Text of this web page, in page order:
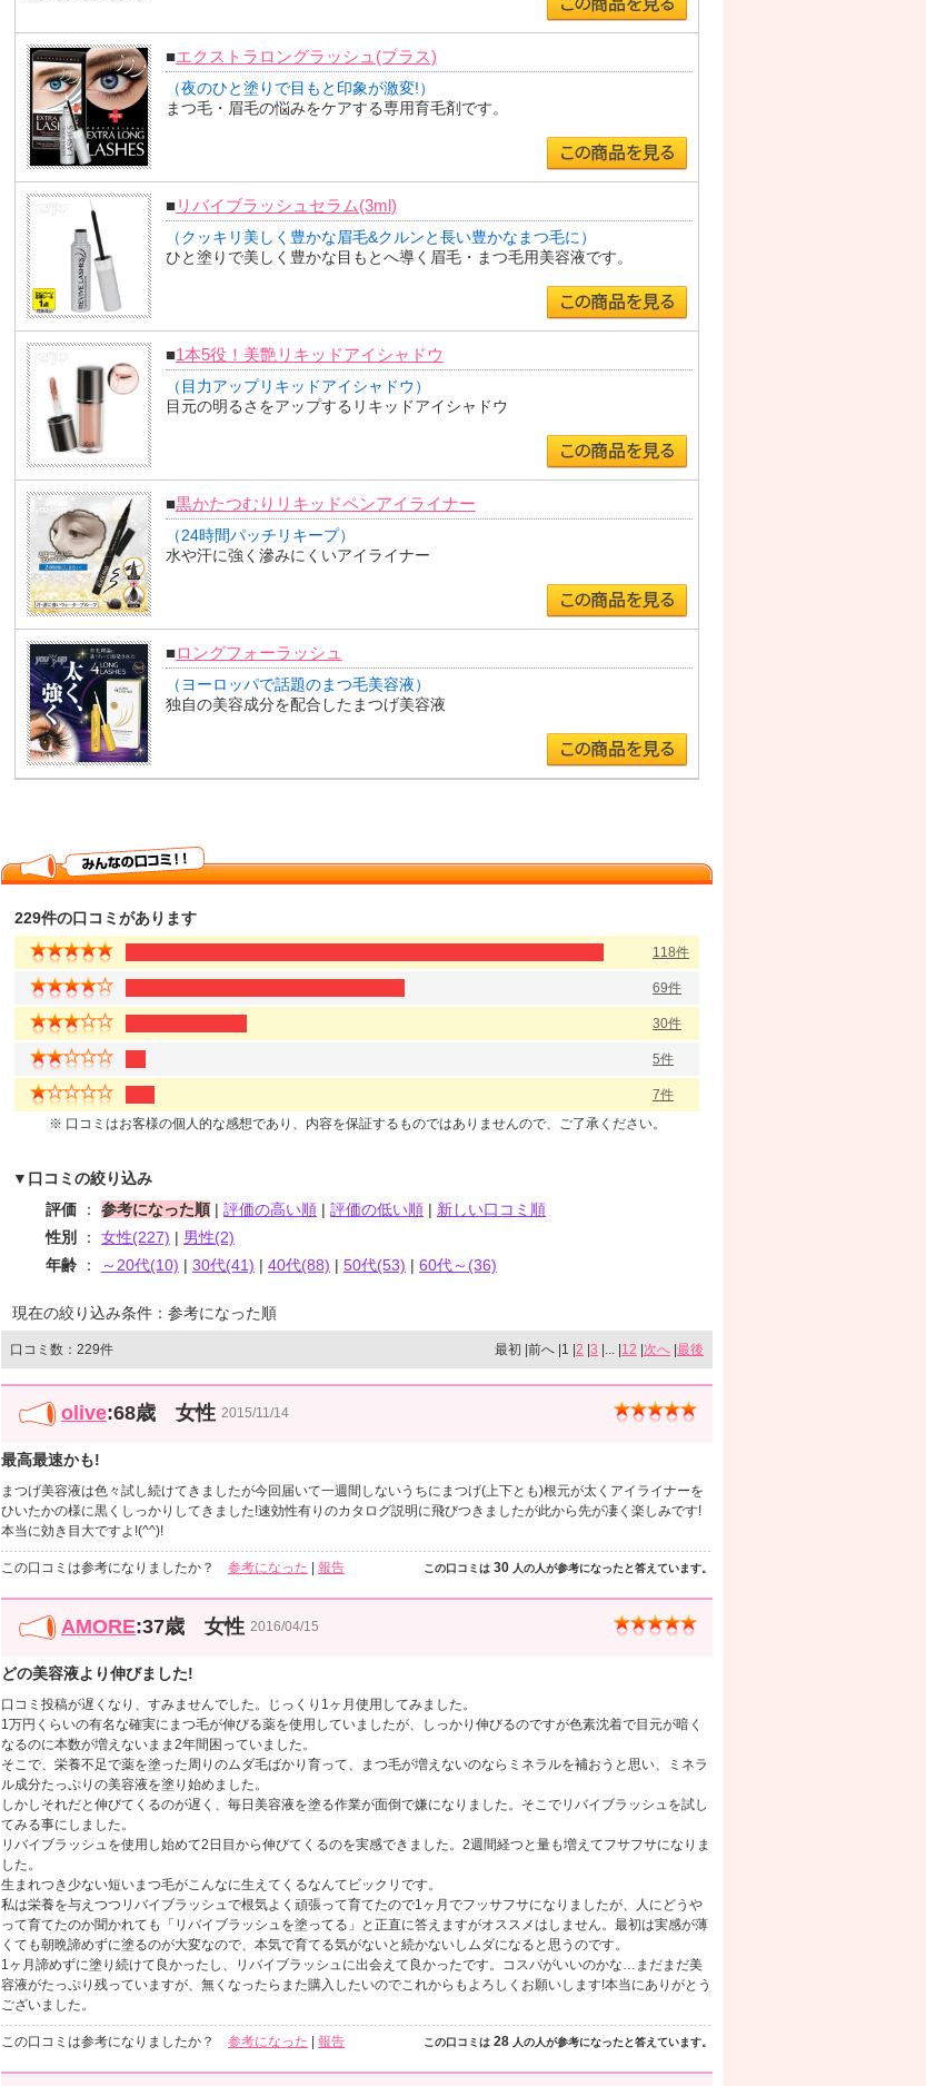
■エクストラロングラッシュ(プラス)
（夜のひと塗りで目もと印象が激変!）
まつ毛・眉毛の悩みをケアする専用育毛剤です。
■リバイブラッシュセラム(3ml)
（クッキリ美しく豊かな眉毛&クルンと長い豊かなまつ毛に）
ひと塗りで美しく豊かな目もとへ導く眉毛・まつ毛用美容液です。
■1本5役！美艶リキッドアイシャドウ
（目力アップリキッドアイシャドウ）
目元の明るさをアップするリキッドアイシャドウ
■黒かたつむりリキッドペンアイライナー
（24時間パッチリキープ）
水や汗に強く滲みにくいアイライナー
■ロングフォーラッシュ
（ヨーロッパで話題のまつ毛美容液）
独自の美容成分を配合したまつげ美容液
229件の口コミがあります
118件
69件
30件
5件
7件
※ 口コミはお客様の個人的な感想であり、内容を保証するものではありませんので、ご了承ください。
▼口コミの絞り込み
評価 ： 参考になった順 | 評価の高い順 | 評価の低い順 | 新しい口コミ順
性別
： 女性(227) | 男性(2)
年齢 ： ～20代(10) | 30代(41) | 40代(88) | 50代(53) | 60代～(36)
現在の絞り込み条件：参考になった順
口コミ数：229件 最初 |前へ |1 | 2 3 |... | 12 次へ 最後
olive:68歳 女性 2015/11/14
最高最速かも!
まつげ美容液は色々試し続けてきましたが今回届いて一週間しないうちにまつげ(上下とも)根元が太くアイライナーを
ひいたかの様に黒くしっかりしてきました!速効性有りのカタログ説明に飛びつきましたが此から先が凄く楽しみです!
本当に効き目大ですよ!(^^)!
この口コミは 30 人の人が参考になったと答えています。
この口コミは参考になりましたか？ 参考になった 報告
AMORE:37歳 女性 2016/04/15
どの美容液より伸びました!
口コミ投稿が遅くなり、すみませんでした。じっくり1ヶ月使用してみました。
1万円くらいの有名な確実にまつ毛が伸びる薬を使用していましたが、しっかり伸びるのですが色素沈着で目元が暗く
なるのに本数が増えないまま2年間困っていました。
そこで、栄養不足で薬を塗った周りのムダ毛ばかり育って、まつ毛が増えないのならミネラルを補おうと思い、ミネラ
ル成分たっぷりの美容液を塗り始めました。
しかしそれだと伸びてくるのが遅く、毎日美容液を塗る作業が面倒で嫌になりました。そこでリバイブラッシュを試し
てみる事にしました。
リバイブラッシュを使用し始めて2日目から伸びてくるのを実感できました。2週間経つと量も増えてフサフサになりま
した。
生まれつき少ない短いまつ毛がこんなに生えてくるなんてビックリです。
私は栄養を与えつつリバイブラッシュで根気よく頑張って育てたので1ヶ月でフッサフサになりましたが、人にどうや
って育てたのか聞かれても「リバイブラッシュを塗ってる」と正直に答えますがオススメはしません。最初は実感が薄
くても朝晩諦めずに塗るのが大変なので、本気で育てる気がないと続かないしムダになると思うのです。
1ヶ月諦めずに塗り続けて良かったし、リバイブラッシュに出会えて良かったです。コスパがいいのかな…まだまだ美
容液がたっぷり残っていますが、無くなったらまた購入したいのでこれからもよろしくお願いします!本当にありがとう
ございました。
この口コミは 28 人の人が参考になったと答えています。
この口コミは参考になりましたか？ 参考になった 報告